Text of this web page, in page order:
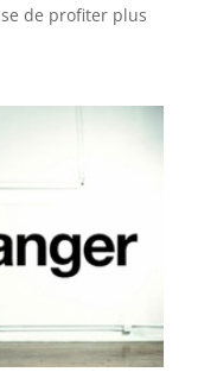
de profiter plus